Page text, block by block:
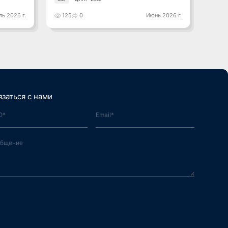
2026 г. 125 0 Июнь 2026 г.
с нами